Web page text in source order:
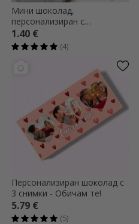
Мини шоколад,
персонализиран с
фотография и текст - Сърце
1.40 €
(4)
Персонализиран шоколад с
3 снимки - Обичам те!
5.79 €
(5)